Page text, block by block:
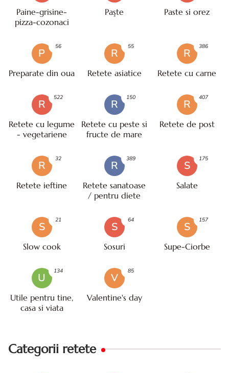
Paine-grisine-
pizza-cozonaci
Paşte Paste si orez
P
Preparate din oua
56
R
Retete asiatice
55
R
Retete cu carne
386
R
Retete cu legume
- vegetariene
522
R
Retete cu peste si
fructe de mare
150
R
Retete de post
407
R
Retete ieftine
32
R
Retete sanatoase
/ pentru diete
389
S
Salate
175
S
Slow cook
21
S
Sosuri
64
S
Supe-Ciorbe
157
U
Utile pentru tine,
casa si viata
134
V
Valentine's day
85
Categorii retete